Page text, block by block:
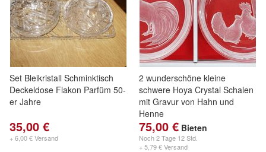
Set Bleikristall Schminktisch
Deckeldose Flakon Parfüm 50-
er Jahre
35,00 €
+ 6,00 € Versand
2 wunderschöne kleine
schwere Hoya Crystal Schalen
mit Gravur von Hahn und
Henne
75,00 € Bieten
Noch2 Tage 12 Std.
+ 5,79 € Versand